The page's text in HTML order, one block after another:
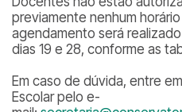
previamente nenhum
agendamento será
dias 19 e 28, conforme as
Em caso de dúvida, entre
Escolar pelo e-